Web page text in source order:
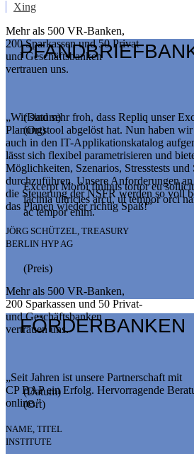
Xing
Mehr als 500 VR-Banken,
200 Sparkassen und 50 Privat-
und Geschäftsbanken
vertrauen uns.
„Wir sind sehr froh, dass Repliq unser
Planungstool abgelöst hat. Nun haben
auch in den IT-Applikationskatalog
lässt sich flexibel parametrisieren und
Möglichkeiten, Szenarios, Stresstests und
durchzuführen. Unsere Anforderungen
die Steuerung der NSFR werden so voll
das Planen wieder richtig Spaß!”
JÖRG SCHÜTZEL, TREASURY
BERLIN HYP AG
Mehr als 500 VR-Banken,
200 Sparkassen und 50 Privat-
und Geschäftsbanken
vertrauen uns.
„Seit Jahren ist unsere Partnerschaft mit
CP BAP ein Erfolg. Hervorragende
online.”
NAME, TITEL
INSTITUTE
(Datum)
(Ort)
Excerpt Morbi finibus tortor eu
lacinia ultricies arcu, ut tempor orci
ac tempor enim.
(Preis)
FÖRDERBANKEN
(Datum)
(Ort)